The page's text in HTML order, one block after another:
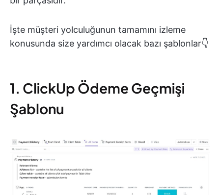
İşte müşteri yolculuğunun tamamını izleme
konusunda size yardımcı olacak bazı şablonlar👇
1. ClickUp Ödeme Geçmişi
Şablonu